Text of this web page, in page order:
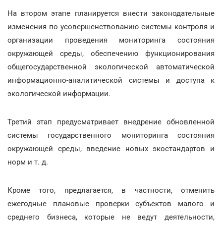
На втором этапе планируется внести законодательные
изменения по усовершенствованию системы контроля и
организации проведения мониторинга состояния
окружающей среды, обеспечению функционирования
общегосударственной экологической автоматической
информационно-аналитической системы и доступа к
экологической информации.
Третий этап предусматривает внедрение обновленной
системы государственного мониторинга состояния
окружающей среды, введение новых экостандартов и
норм и т. д.
Кроме того, предлагается, в частности, отменить
ежегодные плановые проверки субъектов малого и
среднего бизнеса, которые не ведут деятельности,